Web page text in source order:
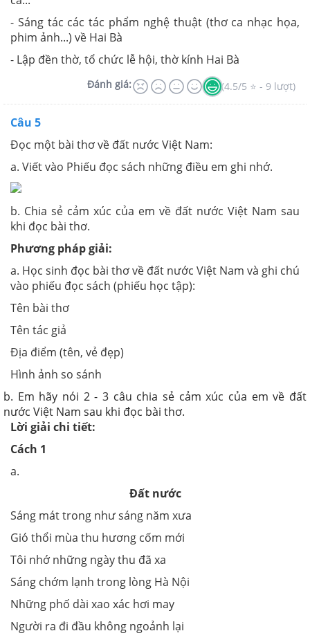
- Sáng tác các tác phẩm nghệ thuật (thơ ca nhạc họa,
phim ảnh...) về Hai Bà
- Lập đền thờ, tổ chức lễ hội, thờ kính Hai Bà
Đánh giá: (4.5/5 ⭐ - 9 lượt)
Câu 5
Đọc một bài thơ về đất nước Việt Nam:
a. Viết vào Phiếu đọc sách những điều em ghi nhớ.
b. Chia sẻ cảm xúc của em về đất nước Việt Nam sau
khi đọc bài thơ.
Phương pháp giải:
a. Học sinh đọc bài thơ về đất nước Việt Nam và ghi chú
vào phiếu đọc sách (phiếu học tập):
Tên bài thơ
Tên tác giả
Địa điểm (tên, vẻ đẹp)
Hình ảnh so sánh
b. Em hãy nói 2 - 3 câu chia sẻ cảm xúc của em về đất
nước Việt Nam sau khi đọc bài thơ.
Lời giải chi tiết:
Cách 1
a.
Đất nước
Sáng mát trong như sáng năm xưa
Gió thổi mùa thu hương cốm mới
Tôi nhớ những ngày thu đã xa
Sáng chớm lạnh trong lòng Hà Nội
Những phố dài xao xác hơi may
Người ra đi đầu không ngoảnh lại